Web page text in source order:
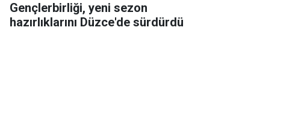
Gençlerbirliği, yeni sezon
hazırlıklarını Düzce'de sürdürdü